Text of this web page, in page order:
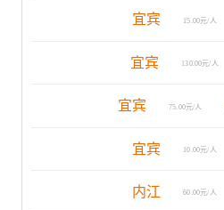
宜宾 15.00元/人
宜宾 130.00元/人
宜宾 75.00元/人
宜宾 10.00元/人
内江 60.00元/人